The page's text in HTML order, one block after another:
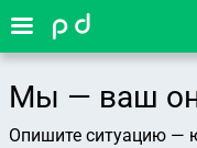
Мы — ваш
Опишите ситуацию —